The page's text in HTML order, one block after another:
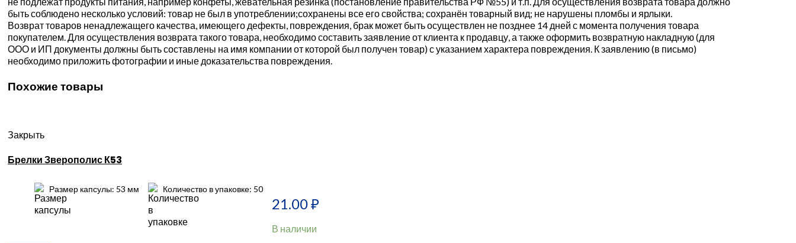
быть соблюдено несколько условий: товар не был в употреблении;сохранены все его свойства; сохранён товарный вид; не нарушены пломбы и ярлыки.
Возврат товаров ненадлежащего качества, имеющего дефекты, повреждения, брак может быть осуществлен не позднее 14 дней с момента получения товара
покупателем. Для осуществления возврата такого товара, необходимо составить заявление от клиента к продавцу, а также оформить возвратную накладную (для
ООО и ИП документы должны быть составлены на имя компании от которой был получен товар) с указанием характера повреждения. К заявлению (в письмо)
необходимо приложить фотографии и иные доказательства повреждения.
Похожие товары
Закрыть
Брелки Зверополис К53
Размер капсулы: 53 мм Количество в упаковке: 50
21.00₽
В наличии